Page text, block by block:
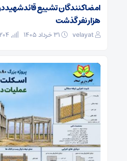
امضا کنندگان تشییع قائد شهید
هزار نفر گذشت
velayat